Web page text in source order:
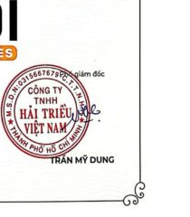
Casio Nam MTS-